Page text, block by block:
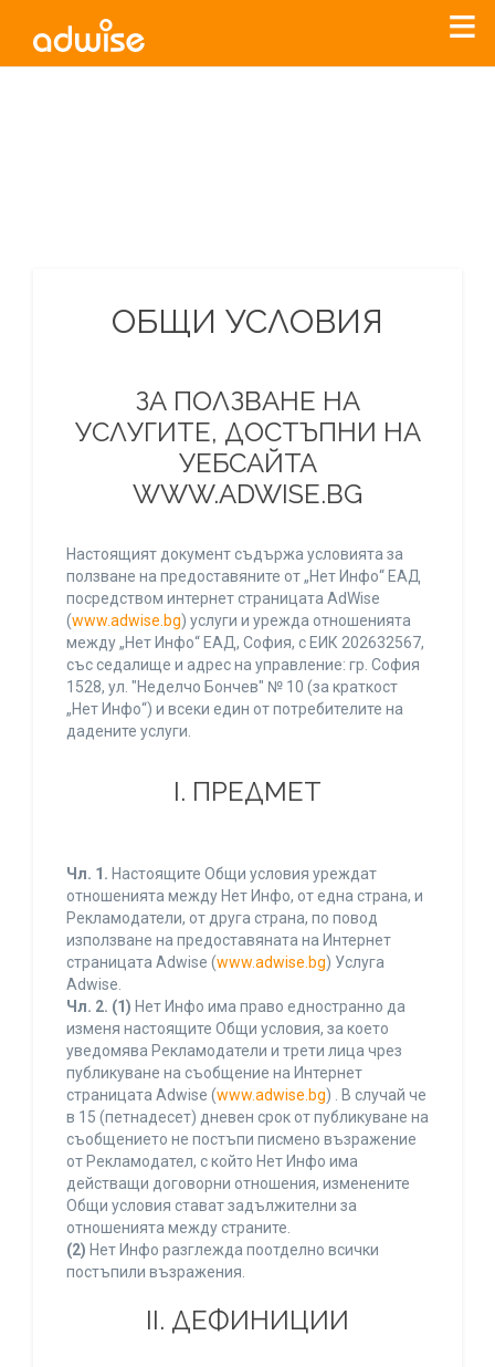
ОБЩИ УСЛОВИЯ
ЗА ПОЛЗВАНЕ НА
УСЛУГИТЕ, ДОСТЪПНИ НА
УЕБСАЙТА
WWW.ADWISE.BG
Настоящият документ съдържа условията за
ползване на предоставяните от „Нет Инфо“ ЕАД
посредством интернет страницата AdWise
(www.adwise.bg) услуги и урежда отношенията
между „Нет Инфо“ ЕАД, София, с ЕИК 202632567,
със седалище и адрес на управление: гр. София
1528, ул. "Неделчо Бончев" № 10 (за краткост
„Нет Инфо“) и всеки един от потребителите на
дадените услуги.
І. ПРЕДМЕТ
Чл. 1. Настоящите Общи условия уреждат
отношенията между Нет Инфо, от една страна, и
Рекламодатели, от друга страна, по повод
използване на предоставяната на Интернет
страницата Adwise (www.adwise.bg) Услуга
Adwise.
Чл. 2. (1) Нет Инфо има право едностранно да
изменя настоящите Общи условия, за което
уведомява Рекламодатели и трети лица чрез
публикуване на съобщение на Интернет
страницата Adwise (www.adwise.bg) . В случай че
в 15 (петнадесет) дневен срок от публикуване на
съобщението не постъпи писмено възражение
от Рекламодател, с който Нет Инфо има
действащи договорни отношения, изменените
Общи условия стават задължителни за
отношенията между страните.
(2) Нет Инфо разглежда поотделно всички
постъпили възражения.
ІІ. ДЕФИНИЦИИ